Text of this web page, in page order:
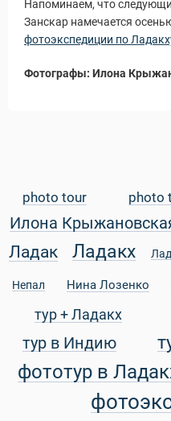
Напоминаем, что
Занскар намечается
фотоэкспедиции по
Фотографы: Илона
photo tour photo
Илона
Ладак
Ладакх
Непал Нина Лозенко
тур + Ладакх
тур в Индию
фототур в